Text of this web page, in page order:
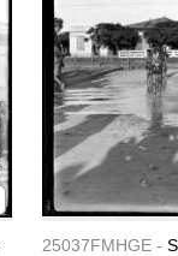
25037FMHGE -